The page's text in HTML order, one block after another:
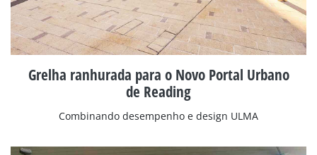
Grelha ranhurada para o Novo Portal Urbano
de Reading
Combinando desempenho e design ULMA